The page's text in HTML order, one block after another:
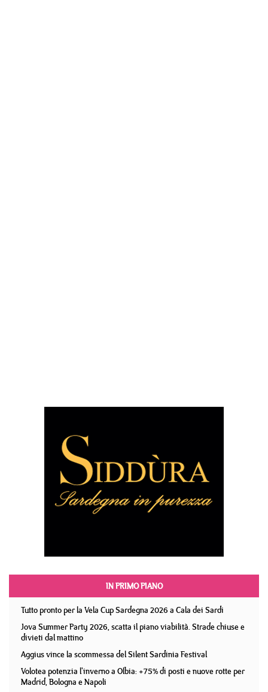
IN PRIMO PIANO
Tutto pronto per la Vela Cup Sardegna 2026 a Cala dei Sardi
Jova Summer Party 2026, scatta il piano viabilità. Strade chiuse e
divieti dal mattino
Aggius vince la scommessa del Silent Sardinia Festival
Volotea potenzia l'inverno a Olbia: +75% di posti e nuove rotte per
Madrid, Bologna e Napoli